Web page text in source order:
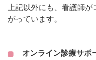
上記以外にも、看護師
がっています。
オンライン診療サポ